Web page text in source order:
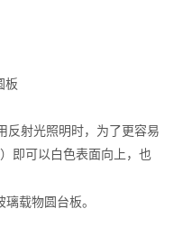
板
，为了更容易
即可以白色表面向上，也
载物圆台板。